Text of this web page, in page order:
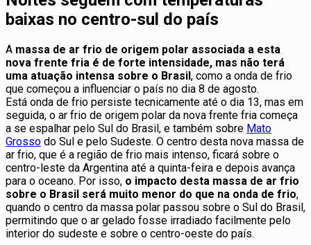
baixas no centro-sul do país
A massa de ar frio de origem polar associada a esta
nova frente fria é de forte intensidade, mas não terá
uma atuação intensa sobre o Brasil, como a onda de frio
que começou a influenciar o país no dia 8 de agosto.
Está onda de frio persiste tecnicamente até o dia 13, mas em
seguida, o ar frio de origem polar da nova frente fria começa
a se espalhar pelo Sul do Brasil, e também sobre Mato
Grosso do Sul e pelo Sudeste. O centro desta nova massa de
ar frio, que é a região de frio mais intenso, ficará sobre o
centro-leste da Argentina até a quinta-feira e depois avança
para o oceano. Por isso, o impacto desta massa de ar frio
sobre o Brasil será muito menor do que na onda de frio,
quando o centro da massa polar passou sobre o Sul do Brasil,
permitindo que o ar gelado fosse irradiado facilmente pelo
interior do sudeste e sobre o centro-oeste do país.